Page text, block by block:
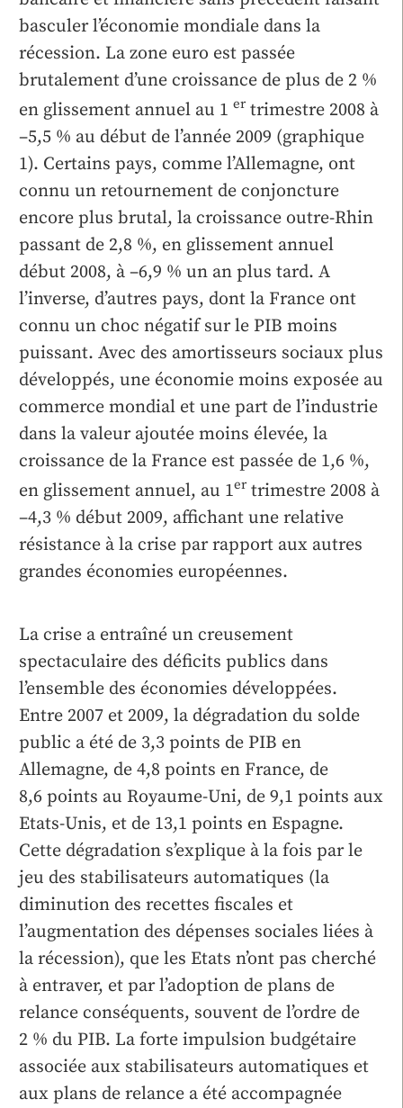
basculer l’économie mondiale dans la
récession. La zone euro est passée
brutalement d’une croissance de plus de 2 %
en glissement annuel au 1 ertrimestre 2008 à
–5,5 % au début de l’année 2009 (graphique
1). Certains pays, comme l’Allemagne, ont
connu un retournement de conjoncture
encore plus brutal, la croissance outre-Rhin
passant de 2,8 %, en glissement annuel
début 2008, à –6,9 % un an plus tard. A
l’inverse, d’autres pays, dont la France ont
connu un choc négatif sur le PIB moins
puissant. Avec des amortisseurs sociaux plus
développés, une économie moins exposée au
commerce mondial et une part de l’industrie
dans la valeur ajoutée moins élevée, la
croissance de la France est passée de 1,6 %,
en glissement annuel, au 1ertrimestre 2008 à
–4,3 % début 2009, affichant une relative
résistance à la crise par rapport aux autres
grandes économies européennes.
La crise a entraîné un creusement
spectaculaire des déficits publics dans
l’ensemble des économies développées.
Entre 2007 et 2009, la dégradation du solde
public a été de 3,3 points de PIB en
Allemagne, de 4,8 points en France, de
8,6 points au Royaume-Uni, de 9,1 points aux
Etats-Unis, et de 13,1 points en Espagne.
Cette dégradation s’explique à la fois par le
jeu des stabilisateurs automatiques (la
diminution des recettes fiscales et
l’augmentation des dépenses sociales liées à
la récession), que les Etats n’ont pas cherché
à entraver, et par l’adoption de plans de
relance conséquents, souvent de l’ordre de
2 % du PIB. La forte impulsion budgétaire
associée aux stabilisateurs automatiques et
aux plans de relance a été accompagnée